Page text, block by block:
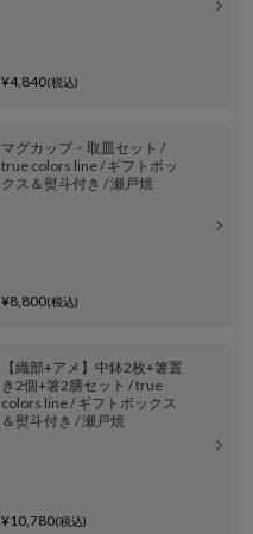
¥4,840(税込)
マグカップ・取皿セット /
true colors line / ギフトボッ
クス＆熨斗付き / 瀬戸焼
¥8,800(税込)
【織部+アメ】中鉢2枚+箸置
き2個+箸2膳セット / true
colors line / ギフトボックス
＆熨斗付き / 瀬戸焼
¥10,780(税込)